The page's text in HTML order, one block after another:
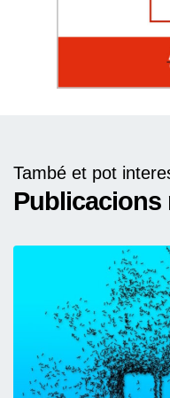
També et pot
Publicacions